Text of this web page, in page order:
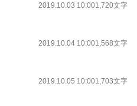
2019.10.03 10:001,720文字
2019.10.04 10:001,568文字
2019.10.05 10:001,703文字